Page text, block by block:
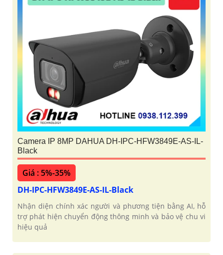
Camera IP 8MP DAHUA DH-IPC-HFW3849E-AS-IL-
Black
Giá : 5%-35%
DH-IPC-HFW3849E-AS-IL-Black
Nhận diện chính xác người và phương tiện bằng AI, hỗ
trợ phát hiện chuyển động thông minh và bảo vệ chu vi
hiệu quả